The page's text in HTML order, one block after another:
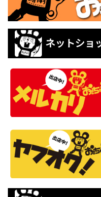
ネットショ